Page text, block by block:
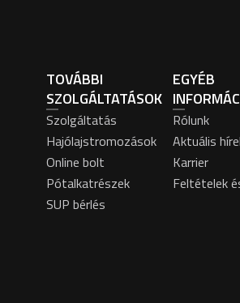
TOVÁBBI
SZOLGÁLTATÁSOK
Szolgáltatás
Hajólajstromozások
Online bolt
Pótalkatrészek
SUP bérlés
EGYÉB
Rólunk
Aktuális
Karrier
Feltételek